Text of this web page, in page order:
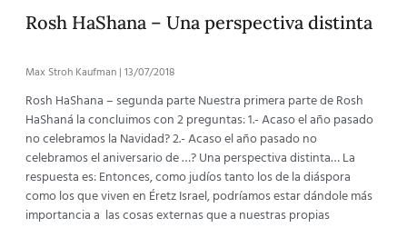
Rosh HaShana – Una perspectiva distinta
Max Stroh Kaufman 13/07/2018
Rosh HaShana – segunda parte Nuestra primera parte de Rosh
HaShaná la concluimos con 2 preguntas: 1.- Acaso el año pasado
no celebramos la Navidad? 2.- Acaso el año pasado no
celebramos el aniversario de …? Una perspectiva distinta… La
respuesta es: Entonces, como judíos tanto los de la diáspora
como los que viven en Éretz Israel, podríamos estar dándole más
importancia a las cosas externas que a nuestras propias